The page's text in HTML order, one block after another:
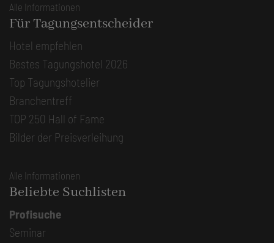
Alle Informationen
Für Tagungsentscheider
Hotel empfehlen
Bestes Tagungshotel 2026
Top Tagungshotelier
Branchentreff
TOP 250 Hall of Fame
Bilder der Preisverleihung
Alle Informationen
Beliebte Suchlisten
Profisuche
Seminar